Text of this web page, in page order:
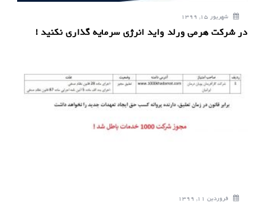
شهریور 15, 1399
در شرکت هرمی ورلد واید انرژی سرمایه گذاری نکنید !
فروردین 11, 1399